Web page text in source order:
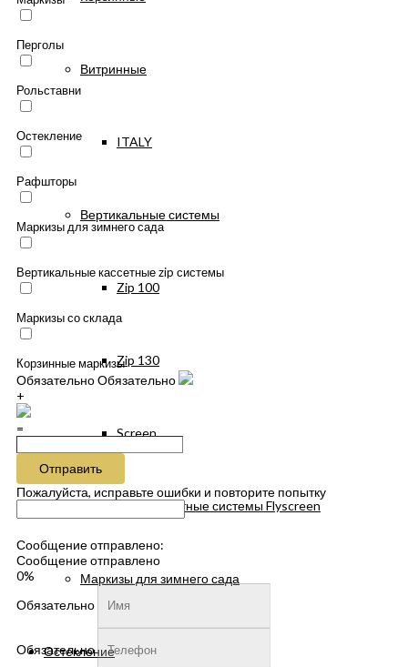
Витринные
ITALY
Вертикальные системы
Zip 100
Zip 130
Screen
Антимоскитные системы Flyscreen
Маркизы для зимнего сада
Остекление
Перголы
Рольставни
Остекление
Рафшторы
Маркизы для зимнего сада
Вертикальные кассетные zip системы
Маркизы со склада
Корзинные маркизы
ОбязательноОбязательно
+
=
Отправить
Пожалуйста, исправьте ошибки и повторите попытку
Сообщение отправлено:
Сообщение отправлено
0%
Обязательно
Обязательно